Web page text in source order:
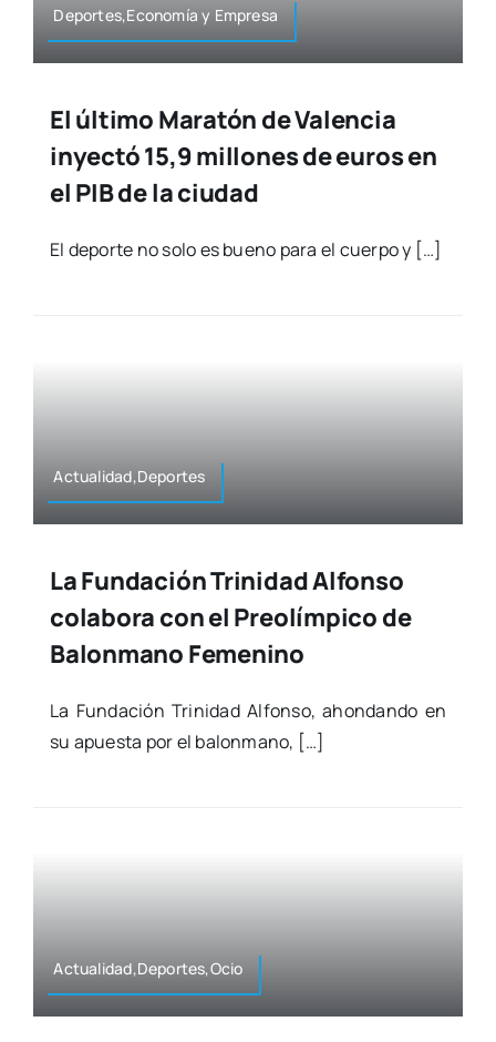
Deportes,Economía y Empre­sa
El último Maratón de Valencia
inyectó 15,9 millones de euros en
el PIB de la ciudad
El depor­te no solo es bueno para el cuer­po y […]
Actualidad,Deportes
La Fundación Trinidad Alfonso
colabora con el Preolímpico de
Balonmano Femenino
La Fun­da­ción Tri­ni­dad Alfon­so, ahon­dan­do en
su apues­ta por el balon­mano, […]
Actualidad,Deportes,Ocio